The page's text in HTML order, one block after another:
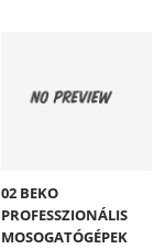
02 BEKO
PROFESSZIONÁLIS
MOSOGATÓGÉPEK